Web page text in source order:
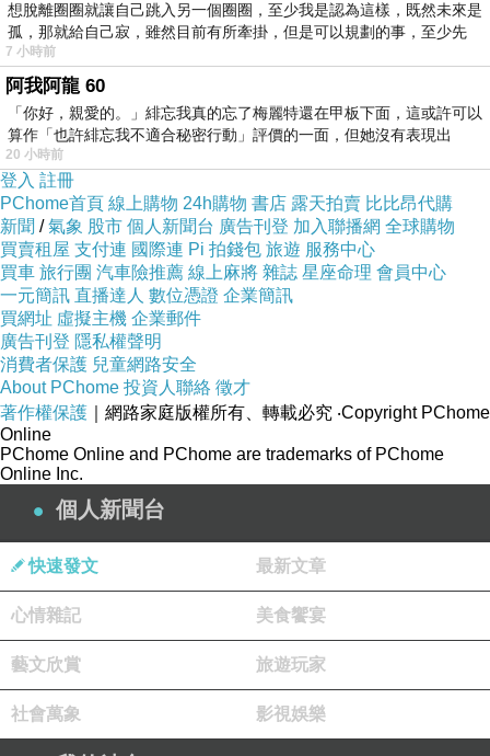
【 TOKYO
FASHION 】
想脫離圈圈就讓自己跳入另一個圈圈，至少我是認為這樣，既然未來是
孤，那就給自己寂，雖然目前有所牽掛，但是可以規劃的事，至少先
7 小時前
阿我阿龍 60
「你好，親愛的。」緋忘我真的忘了梅麗特還在甲板下面，這或許可以
算作「也許緋忘我不適合秘密行動」評價的一面，但她沒有表現出
20 小時前
登入 註冊
PChome首頁 線上購物 24h購物 書店 露天拍賣 比比昂代購
新聞 /氣象 股市 個人新聞台 廣告刊登 加入聯播網 全球購物
買賣租屋 支付連 國際連 Pi 拍錢包 旅遊 服務中心
買車 旅行團 汽車險推薦 線上麻將 雜誌 星座命理 會員中心
一元簡訊 直播達人 數位憑證 企業簡訊
買網址 虛擬主機 企業郵件
廣告刊登 隱私權聲明
消費者保護 兒童網路安全
About PChome 投資人聯絡 徵才
著作權保護 ｜網路家庭版權所有、轉載必究 ‧Copyright PChome
Online
PChome Online and PChome are trademarks of PChome
Online Inc.
個人新聞台
快速發文 最新文章
心情雜記 美食饗宴
藝文欣賞 旅遊玩家
社會萬象 影視娛樂